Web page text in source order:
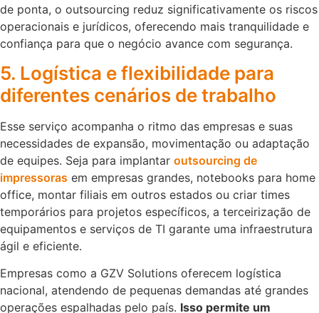
de ponta, o outsourcing reduz significativamente os riscos
operacionais e jurídicos, oferecendo mais tranquilidade e
confiança para que o negócio avance com segurança.
5. Logística e flexibilidade para
diferentes cenários de trabalho
Esse serviço acompanha o ritmo das empresas e suas
necessidades de expansão, movimentação ou adaptação
de equipes. Seja para implantar outsourcing de
impressoras em empresas grandes, notebooks para home
office, montar filiais em outros estados ou criar times
temporários para projetos específicos, a terceirização de
equipamentos e serviços de TI garante uma infraestrutura
ágil e eficiente.
Empresas como a GZV Solutions oferecem logística
nacional, atendendo de pequenas demandas até grandes
operações espalhadas pelo país. Isso permite um